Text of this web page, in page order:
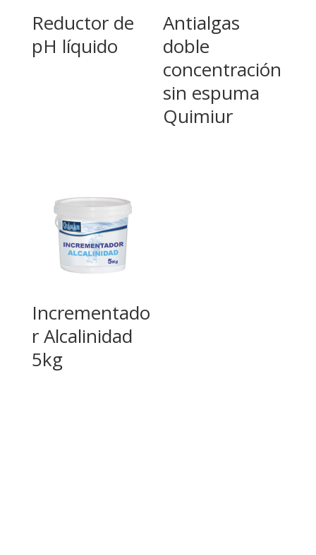
Reductor de
pH líquido
Antialgas
doble
concentración
sin espuma
Quimiur
Incrementado
r Alcalinidad
5kg